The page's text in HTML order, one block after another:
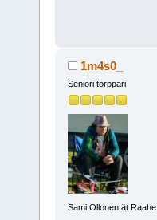
1m4s0_
Seniori torppari
Sami Ollonen ät Raahe